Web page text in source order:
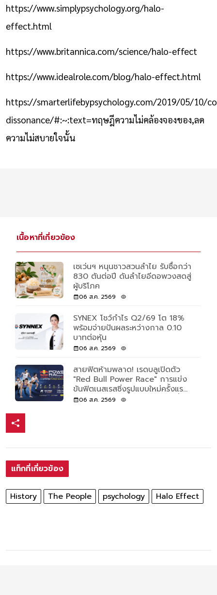
https://www.simplypsychology.org/halo-
effect.html
https://www.britannica.com/science/halo-effect
https://www.idealrole.com/blog/halo-effect.html
https://smarterlifebypsychology.com/2019/05/10/
dissonance/#:~:text=ทฤษฎีความไม่คล้องจองของ,ลด
ความไม่สบายใจนั้น
เนื้อหาที่เกี่ยวข้อง
เซเว่นฯ หนุนชาวสวนลำไย รับซื้อกว่า
830 ตันต่อปี ดันลำไยอีดอพวงสดสู่
ผู้บริโภค
06 ส.ค. 2569
SYNEX โชว์กำไร Q2/69 โต 18%
พร้อมจ่ายปันผลระหว่างกาล 0.10
บาทต่อหุ้น
06 ส.ค. 2569
สายฟิตห้ามพลาด! เรดบลูเปิดตัว
"Red Bull Power Race" การแข่ง
ขันฟิตเนสเรสซิ่งรูปแบบใหม่ครั้งแรก
ของโลก เปิดรับแค่ 500 คนเท่านั้น
06 ส.ค. 2569
แท็กที่เกี่ยวข้อง
History The People psychology Halo Effect